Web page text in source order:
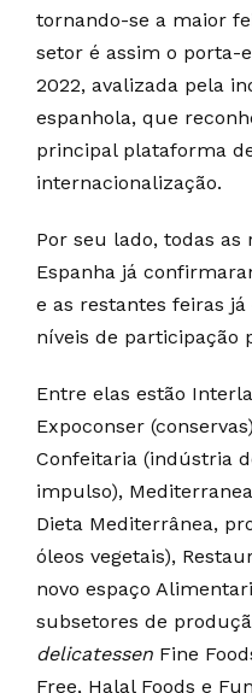
tornando-se a maior
setor é assim o porta-
2022, avalizada pela
espanhola, que
principal plataforma
internacionalização.
Por seu lado, todas as
Espanha já
e as restantes feiras
níveis de participação
Entre elas estão
Expoconser
Confeitaria (indústria
impulso),
Dieta Mediterrânea,
óleos vegetais),
novo espaço
subsetores de
delicatessen Fine
Free, Halal Foods e